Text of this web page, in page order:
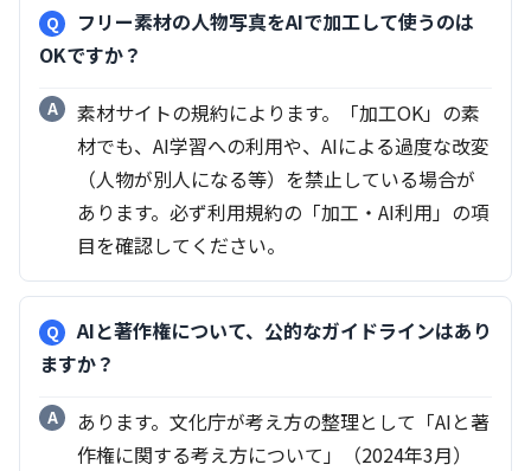
フリー素材の人物写真をAIで加工して使うのは
OKですか？
素材サイトの規約によります。「加工OK」の素
材でも、AI学習への利用や、AIによる過度な改変
（人物が別人になる等）を禁止している場合が
あります。必ず利用規約の「加工・AI利用」の項
目を確認してください。
AIと著作権について、公的なガイドラインはあり
ますか？
あります。文化庁が考え方の整理として「AIと著
作権に関する考え方について」（2024年3月）